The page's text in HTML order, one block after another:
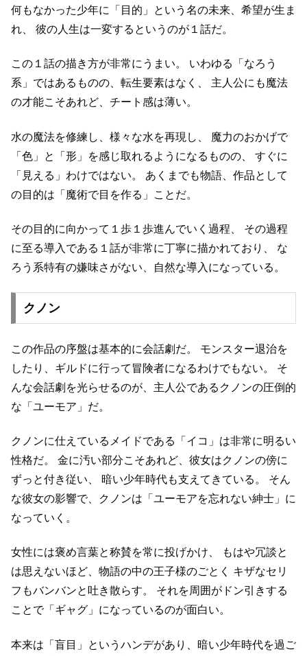
何もなかった少年に「目的」という名の未来、希望が生ま
れ、
彼の人生は一変するというのが１話だ。
この１話の描き方が非常にうまい。
いわゆる「なろう
系」ではあるものの、転生要素はなく、
主人公にも魔法
の才能こそあれど、チート感は薄い。
水の魔法を修練し、様々な水を再現し、
魔力のおかげで
「色」と「形」を感じ取れるようになるものの、
すぐに
「見える」わけではない。
あくまでも物語、作品として
の目的は「魔術で目を作る」ことだ。
その目的に向かって１歩１歩進んでいく過程、
その過程
に至る導入である１話が非常に丁寧に描かれており、
な
ろう系特有の嫌味さがない、自然な導入になっている。
クノン
この作品の序盤は基本的に会話劇だ。
モンスター退治を
したり、ギルドに行って冒険者になるわけでもない。
そ
んな会話劇を光らせるのが、主人公であるクノンの圧倒的
な「ユーモア」だ。
クノンに仕えているメイドである「イコ」は非常に明るい
性格だ。
金に汚い部分こそあれど、彼女はクノンの傍に
ずっと付き従い、
暗い少年時代も支えてきている。
そん
な彼女の影響で、クノンは「ユーモアを忘れない紳士」に
なっていく。
女性には褒め言葉と称賛を常に投げかけ、
もはや冗談と
は思えないほど、物語の中の王子様のごとく
キザなセリ
フもバンバンと吐き散らす。
それを周囲がドン引きする
ことで「ギャグ」になっているのが面白い。
本来は「盲目」というハンデがあり、暗い少年時代を過ご